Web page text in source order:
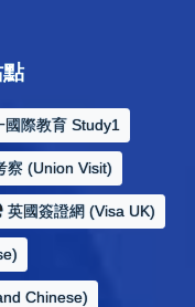
國際教育 Study1
察 (Union Visit)
英國簽證網 (Visa UK)
Chinese)